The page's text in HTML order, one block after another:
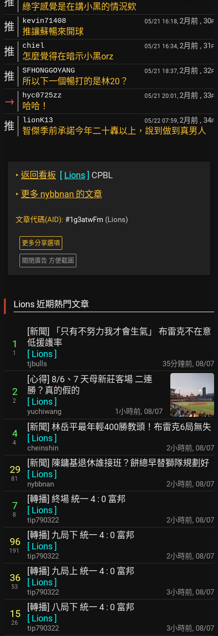
綠字感覺是在講小黑的情況欸
推 kevin71408 05/21 16:18, 2月前 , 30F
推讓蘇暢來開球
推 chiel 05/21 16:34, 2月前 , 31 F
怎麼覺得在暗示小黑orz
推 SFHONGGOYANG 05/21 18:37, 2月前 , 32F
所以下一個暢打的是林20？
→ hyc0725zz 05/21 20:01, 2月前 , 33F
哈哈！
推 lionK13 05/22 07:59, 2月前 , 34F
智傑季前承諾今年二十轟以上，說到做到真男人
‣ 返回看板 [ Lions] CPBL
‣ 更多 nybbnan 的文章
文章代碼(AID): #1g3atwFm (Lions)
更多分享選項
關閉廣告 方便截圖
Lions 近期熱門文章
1
1
[新聞] 「只有不努力我才會生氣」 布雷克不在意
低援護率
[ Lions]
tjbulls 35分鐘前, 08/07
2
2
[心得] 8/6、7 天母新莊客場 二連
勝？真的假的
[ Lions]
yuchiwang 1小時前, 08/07
4
4
[新聞] 林岳平最年輕400勝教頭！布雷克6局無失
[ Lions]
cheinshin 2小時前, 08/07
29
81
[新聞] 陳鏞基退休誰接班？餅總早替獅隊規劃好
[ Lions]
nybbnan 2小時前, 08/07
7
8
[轉播] 終場 統一 4 : 0 富邦
[ Lions]
tip790322 2小時前, 08/07
96
191
[轉播] 九局下 統一 4 : 0 富邦
[ Lions]
tip790322 3小時前, 08/07
36
53
[轉播] 九局上 統一 4 : 0 富邦
[ Lions]
tip790322 3小時前, 08/07
15
26
[轉播] 八局下 統一 4 : 0 富邦
[ Lions]
tip790322 3小時前, 08/07